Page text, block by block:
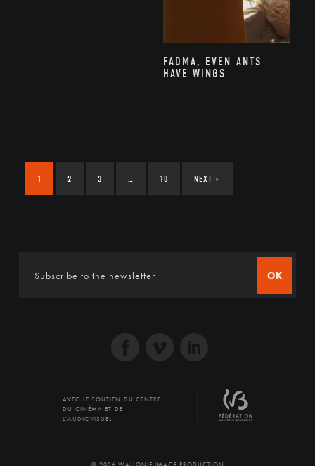
FADMA, EVEN ANTS
HAVE WINGS
1 2 3 … 10 NEXT ›
OK
AVEC LE SOUTIEN DU CENTRE
DU CINÉMA ET DE
L'AUDIOVISUEL